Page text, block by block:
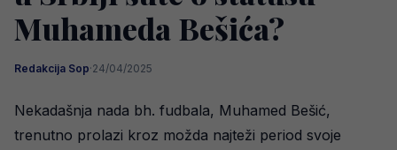
Muhameda Bešića?
Redakcija Sop·24/04/2025
Nekadašnja nada bh. fudbala, Muhamed Bešić,
trenutno prolazi kroz možda najteži period svoje